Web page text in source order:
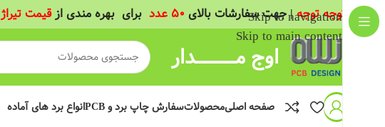
Skip to navigation
Skip to main content
( توجه توجه| جهت سفارشات بالای 50 عدد برای بهره مندی ازقیمت تیراژ
اوج مــــــــــــــدار
صفحه اصلیمحصولاتسفارش چاپ برد و PCB انواع برد های آماده